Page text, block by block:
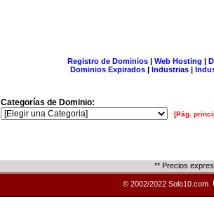
Registro de Dominios| Web Hosting |
Dominios Expirados | Industrias |
Categorías de Dominio:
[Pág.
** Precios
© 2002/2022 Solo10.com